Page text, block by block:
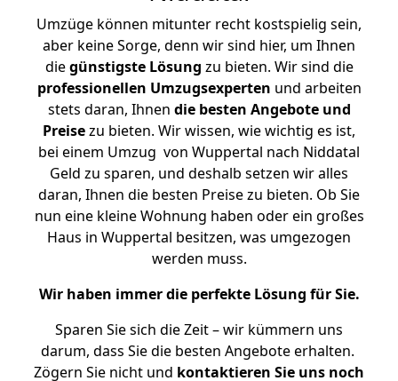
Umzüge können mitunter recht kostspielig sein,
aber keine Sorge, denn wir sind hier, um Ihnen
diegünstigste Lösung zu bieten. Wir sind die
professionellen Umzugsexperten und arbeiten
stets daran, Ihnen die besten Angebote und
Preisezu bieten. Wir wissen, wie wichtig es ist,
bei einem Umzug von Wuppertal nach Niddatal
Geld zu sparen, und deshalb setzen wir alles
daran, Ihnen die besten Preise zu bieten. Ob Sie
nun eine kleine Wohnung haben oder ein großes
Haus in Wuppertal besitzen, was umgezogen
werden muss.
Wir haben immer die perfekte Lösung für Sie.
Sparen Sie sich die Zeit – wir kümmern uns
darum, dass Sie die besten Angebote erhalten.
Zögern Sie nicht und kontaktieren Sie uns noch